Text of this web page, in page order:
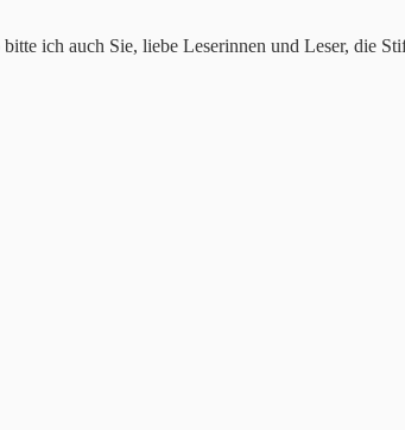
ich auch Sie, liebe Leserinnen und Leser, die